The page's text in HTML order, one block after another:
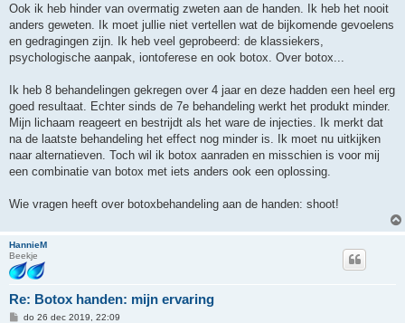
h
Ook ik heb hinder van overmatig zweten aan de handen. Ik heb het nooit
anders geweten. Ik moet jullie niet vertellen wat de bijkomende gevoelens
en gedragingen zijn. Ik heb veel geprobeerd: de klassiekers,
psychologische aanpak, iontoferese en ook botox. Over botox...
Ik heb 8 behandelingen gekregen over 4 jaar en deze hadden een heel erg
goed resultaat. Echter sinds de 7e behandeling werkt het produkt minder.
Mijn lichaam reageert en bestrijdt als het ware de injecties. Ik merkt dat
na de laatste behandeling het effect nog minder is. Ik moet nu uitkijken
naar alternatieven. Toch wil ik botox aanraden en misschien is voor mij
een combinatie van botox met iets anders ook een oplossing.
Wie vragen heeft over botoxbehandeling aan de handen: shoot!
HannieM
Beekje
Re: Botox handen: mijn ervaring
Bdo 26 dec 2019, 22:09